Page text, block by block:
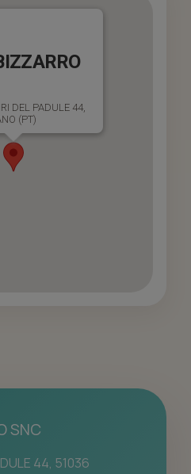
DEL PADULE 44,
(PT)
SNC
44, 51036